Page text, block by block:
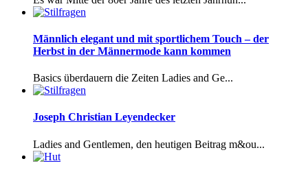
Männlich elegant und mit sportlichem Touch – der
Herbst in der Männermode kann kommen
Basics überdauern die Zeiten Ladies and Ge...
Joseph Christian Leyendecker
Ladies and Gentlemen, den heutigen Beitrag m&ou...